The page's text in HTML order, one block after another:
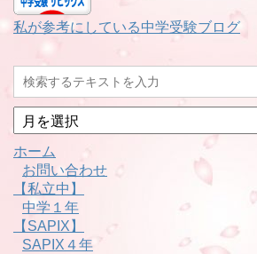
私が参考にしている中学受験ブログ
月
別
ホーム
お問い合わせ
【私立中】
中学１年
【SAPIX】
SAPIX４年